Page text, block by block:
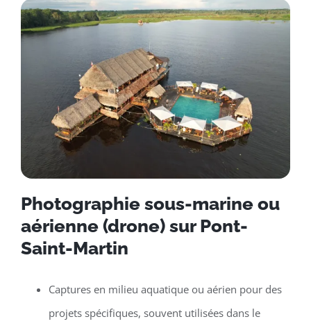
Photographie sous-marine ou
aérienne (drone) sur Pont-
Saint-Martin
Captures en milieu aquatique ou aérien pour des
projets spécifiques, souvent utilisées dans le